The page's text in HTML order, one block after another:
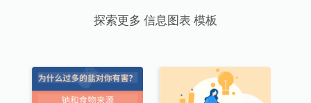
探索更多 信息图表 模板